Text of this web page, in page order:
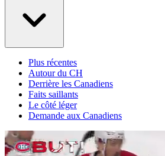
Plus récentes
Autour du CH
Derrière les Canadiens
Faits saillants
Le côté léger
Demande aux Canadiens